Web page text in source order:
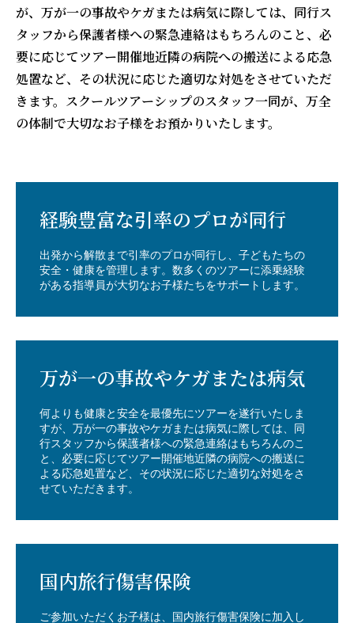
が、万が一の事故やケガまたは病気に際しては、同行ス
タッフから保護者様への緊急連絡はもちろんのこと、必
要に応じてツアー開催地近隣の病院への搬送による応急
処置など、その状況に応じた適切な対処をさせていただ
きます。スクールツアーシップのスタッフ一同が、万全
の体制で大切なお子様をお預かりいたします。
経験豊富な引率のプロが同行
出発から解散まで引率のプロが同行し、子どもたちの
安全・健康を管理します。数多くのツアーに添乗経験
がある指導員が大切なお子様たちをサポートします。
万が一の事故やケガまたは病気
何よりも健康と安全を最優先にツアーを遂行いたしま
すが、万が一の事故やケガまたは病気に際しては、同
行スタッフから保護者様への緊急連絡はもちろんのこ
と、必要に応じてツアー開催地近隣の病院への搬送に
よる応急処置など、その状況に応じた適切な対処をさ
せていただきます。
国内旅行傷害保険
ご参加いただくお子様は、国内旅行傷害保険に加入し